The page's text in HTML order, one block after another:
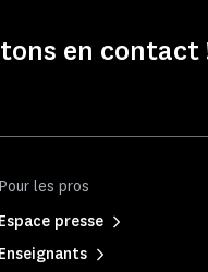
en contact
Pour les pros
Espace presse
Enseignants